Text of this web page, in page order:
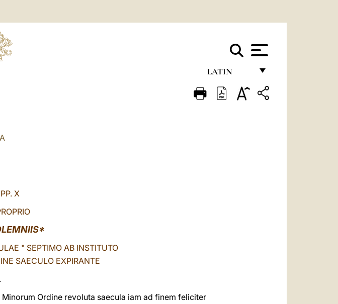
LATIN
FRANÇAIS
X
*
" SEPTIMO AB INSTITUTO
SAECULO EXPIRANTE
.
Ordine revoluta saecula iam ad finem feliciter